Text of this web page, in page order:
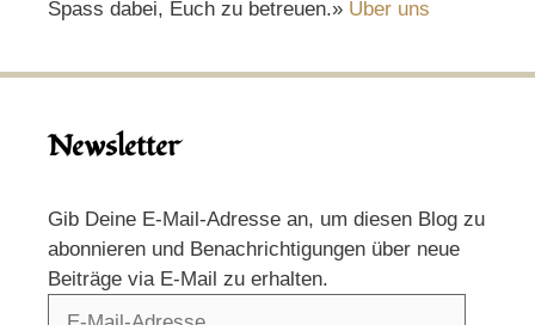
Spass dabei, Euch zu betreuen.» Über uns
Newsletter
Gib Deine E-Mail-Adresse an, um diesen Blog zu
abonnieren und Benachrichtigungen über neue
Beiträge via E-Mail zu erhalten.